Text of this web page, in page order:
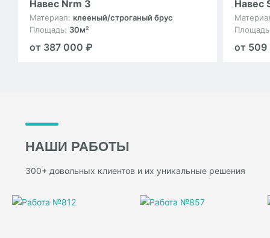
Навес Nrm 3
Материал: клееный/строганый брус
Площадь: 30м²
от 387 000 ₽
Навес
от
НАШИ РАБОТЫ
300+ довольных клиентов и их уникальные решения